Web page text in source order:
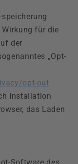
für die
der
„Opt-
opt-out
Installation
das Laden